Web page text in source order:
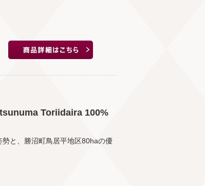
Toriidaira 100%
と、勝沼町鳥居平地区80haの優